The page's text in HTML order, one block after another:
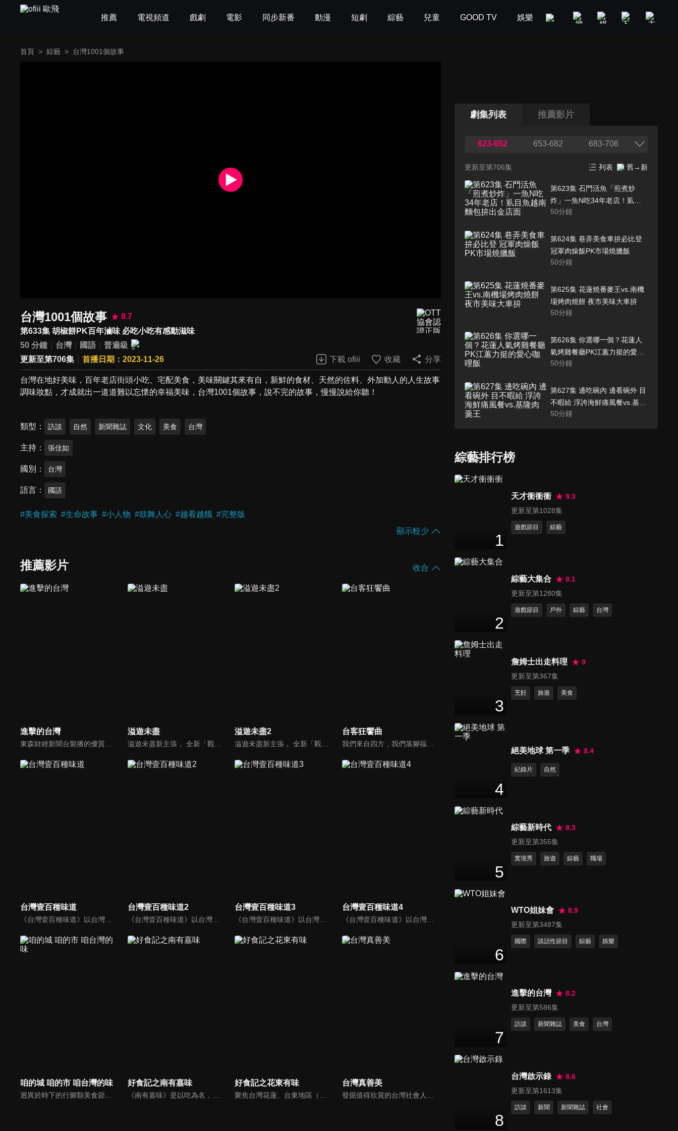
推薦 電視頻道 戲劇 電影 同步新番 動漫 短劇 綜藝 兒童 GOOD TV 娛樂 美食旅遊 新聞政論
首頁 > 綜藝 > 台灣1001個故事
台灣1001個故事
8.7
第633集 胡椒餅PK百年滷味 必吃小吃有感動滋味
50 分鐘
台灣 國語
普遍級
更新至第706集
首播日期：2023-11-26 下載 ofiii 收藏 分享
台灣在地好美味，百年老店街頭小吃、宅配美食，美味關鍵其來有自，新鮮的食材、天然的佐料、外加動人的人生故事
調味妝點，才成就出一道道難以忘懷的幸福美味，台灣1001個故事，說不完的故事，慢慢說給你聽！
類型 訪談 自然 新聞雜誌 文化 美食 台灣
主持 張佳如
國別 台灣
語言 國語
#美食探索 #生命故事 #小人物 #鼓舞人心 #越看越餓 #完整版
顯示較少
推薦影片 收合
進擊的台灣 溢遊未盡 溢遊未盡2 台客狂饗曲
台灣壹百種味道 台灣壹百種味道2
《台灣壹百種味道》以台灣味為主角，透過節目，呈現每一道台灣菜的滋味與廚師的故事。每集主題不只談食材的來源、廚師作法的異同，還有更多藉由一道道美食，看見每一位美食作手，背後所潛藏的人生故事。觀眾跟著節目裡面的故事，了解台灣美食、歷史淵源、多元文化、生活方式以及屬於台灣人的情感。
台灣壹百種味道3 台灣壹百種味道4
《台灣壹百種味道》以台灣味為主角，透過節目，呈現每一道台灣菜的滋味與廚師的故事。每集主題不只談食材的來源、廚師作法的異同，還有更多藉由一道道美食，看見每一位美食作手，背後所潛藏的人生故事。觀眾跟著節目裡面的故事，了解台灣美食、歷史淵源、多元文化、生活方式以及屬於台灣人的情感。
咱的城 咱的市 咱台灣的味
迥異於時下的行腳類美食節目，從台語文學角度出發，以深度的紀錄片方式，記錄台灣每一道庶民飲食的來龍去脈，不管是賣街頭小吃的阿桑、鄉下辦桌的總鋪師、百年餐廳老闆、街訪鄰舍、小農、職人等，藉由他們娓娓說起擅長或懷念的種種菜色，一道道伴隨著人生回憶的甘苦滋味，也述說出庶民飲食的風貌。
好食記之南有嘉味
《南有嘉味》是以吃為名，用鏡頭記錄南投和嘉義的美食及其背後的故事所打造的又一系列人文紀錄片。每個人都是自己生活的導演，從他們的故事中透露著他們對生活的態度與哲學，我們希望可以通過片子呈現不同職業、不同年齡、不同經歷的人的生活感悟，以此對觀眾有所啟發。
好食記之花東有味
聚焦台灣花蓮、台東地區（簡稱「花東」）的地域美食文化紀錄片，以「探尋山海滋味，講述人情故事」為核心。影片通過花東地區的特色食材、傳統手工藝和市井煙火，展現台灣東部獨特的自然饋贈與人文精神，傳遞「食物即生活，滋味即人生」的理念。
台灣真善美
發掘值得欣賞的台灣社會人文自然議題，強調「大地情真，人心意善，自然唯美」；從默默行善或是為環保付出等人物故事、平民創業成功歷程到發掘台灣優美生態等善念議題，用鏡頭紀錄最珍貴的台灣之美。
劇集列表 推薦影片
623-652 653-682 683-706
更新至第706集 列表 舊→新
第623集 石門活魚「煎煮炒
炸」一魚N吃34年老店！虱目
魚越南麵包拚出金店面
50分鐘
第624集 巷弄美食車拚必比登
冠軍肉燥飯PK市場燒臘飯
50分鐘
第625集 花蓮燒番麥王vs.南機
場烤肉燒餅 夜市美味大車拚
50分鐘
第626集 你選哪一個？花蓮人
氣烤雞餐廳PK江蕙力挺的愛心
咖哩飯
50分鐘
第627集 邊吃碗內 邊看碗外 目
不暇給 浮誇海鮮痛風餐vs.基隆
肉羹王
50分鐘
第629集 冠軍牛肉麵PK必比登
50分鐘
女
第631集 市場炒飯PK必比登越
50 分鐘
49分鐘
第633集 胡椒餅PK百年滷味 必
＋不見紅牛排 吃飽吃巧都隨意
50
第636集 張佳如逛到不想回來
日本瀨戶內海 比你想的還好玩
歌手賣早午餐 美食中有真味
第638集 寒天冷吱吱 冠軍麵
第639集 寒流來襲 抗寒必吃 羊
肉爐VS薑母雞大比拚
50
第641集 減肥是元宵節後的事
美味過年無休照過來
綜藝排行榜
1
天才衝衝衝
9.3
更新至第1028集
遊戲節目 綜藝
2
綜藝大集合
9.1
更新至第1280集
遊戲節目 戶外 綜藝 台灣
3
詹姆士出走料理
9
更新至第367集
烹飪 旅遊 美食
4
絕美地球 第一季 8.4
紀錄片 自然
5
綜藝新時代
8.3
更新至第355集
實境秀 旅遊 綜藝 職場
6
WTO姐妹會
8.9
更新至第3487集
國際 談話性節目 綜藝 娛樂
7
進擊的台灣
8.2
更新至第586集
訪談 新聞雜誌 美食 台灣
8
台灣啟示錄
8.6
更新至第1613集
訪談 新聞 新聞雜誌 社會